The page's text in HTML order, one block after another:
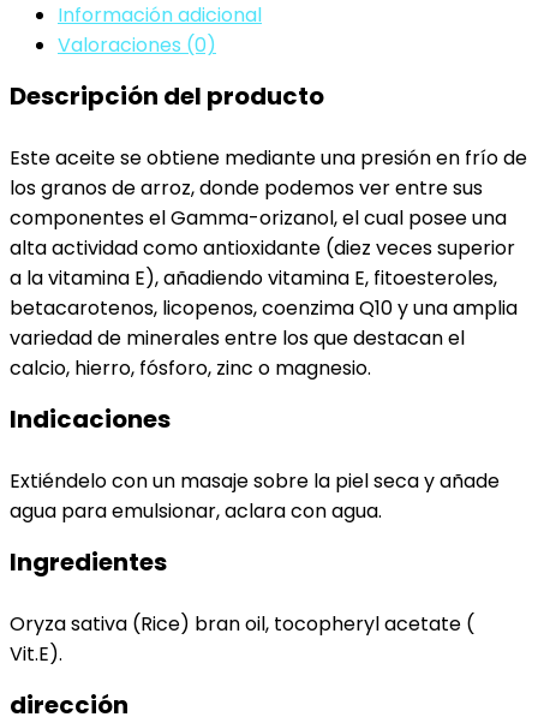
TRIPLE
Limpiadora,
e
Hidratante…
cantidad
Información adicional
Valoraciones (0)
Descripción del producto
Este aceite se obtiene mediante una presión en frío de
los granos de arroz, donde podemos ver entre sus
componentes el Gamma-orizanol, el cual posee una
alta actividad como antioxidante (diez veces superior
a la vitamina E), añadiendo vitamina E, fitoesteroles,
betacarotenos, licopenos, coenzima Q10 y una amplia
variedad de minerales entre los que destacan el
calcio, hierro, fósforo, zinc o magnesio.
Indicaciones
Extiéndelo con un masaje sobre la piel seca y añade
agua para emulsionar, aclara con agua.
Ingredientes
Oryza sativa (Rice) bran oil, tocopheryl acetate (
Vit.E).
dirección